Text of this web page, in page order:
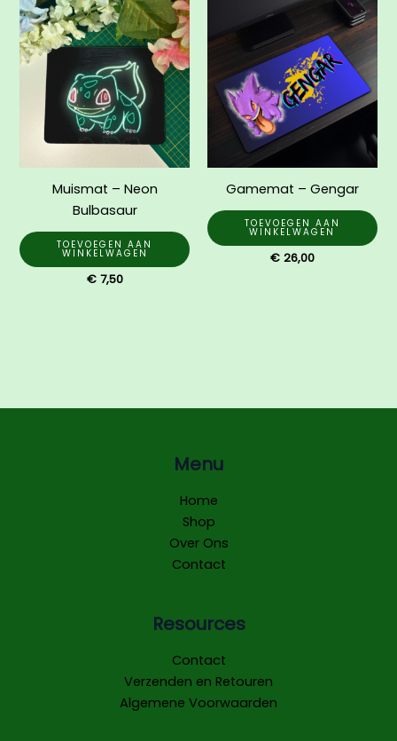
Muismat – Neon
Bulbasaur
TOEVOEGEN AAN
WINKELWAGEN
€7,50
Gamemat – Gengar
TOEVOEGEN AAN
WINKELWAGEN
€26,00
Menu
Home
Shop
Over Ons
Contact
Resources
Contact
Verzenden en Retouren
Algemene Voorwaarden